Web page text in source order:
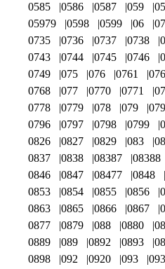
0585
0586 0587 059
05979
0598 0599 06
0735
0736 0737 0738
0743
0744 0745 0746
0749
075 076 0761
0768
077 0770 0771
0778
0779 078 079
0796
0797 0798 0799
0826
0827 0829 083
0837
0838 08387 08388
0846
0847 08477 0848
0853
0854 0855 0856
0863
0865 0866 0867
0877
0879 088 0880
0889
089 0892 0893
0898
092 0920 093